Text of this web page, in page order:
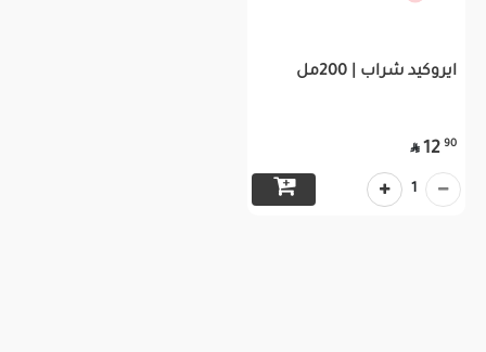
ايروكيد شراب | 200مل
90
12

1